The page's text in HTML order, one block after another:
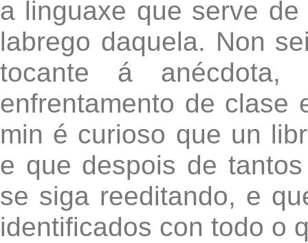
a linguaxe que serve
labrego daquela. Non
tocante á anécdota,
enfrentamento de clase
min é curioso que un
e que despois de
se siga reeditando, e
identificados con todo o